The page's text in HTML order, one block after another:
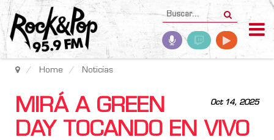
Home Noticias
Oct 14, 2025
MIRÁ A GREEN
DAY TOCANDO EN VIVO